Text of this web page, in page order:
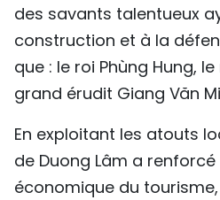
des savants talentueux
construction et à la
que : le roi Phùng Hung,
grand érudit Giang Văn
En exploitant les atouts
de Duong Lâm a
économique du